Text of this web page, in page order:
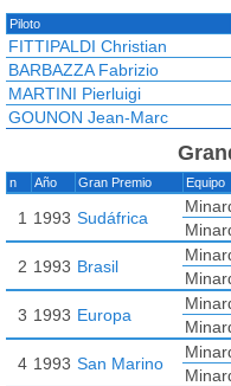
Piloto
FITTIPALDI Christian
BARBAZZA Fabrizio
MARTINI Pierluigi
GOUNON Jean-Marc
n Año Gran Premio Equipo
1 1993 Sudáfrica
2 1993 Brasil
3 1993 Europa
4 1993 San Marino